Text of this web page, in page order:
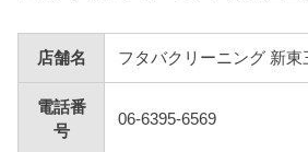
店舗名 フタバクリーニング 新東
電話番
号
06-6395-6569